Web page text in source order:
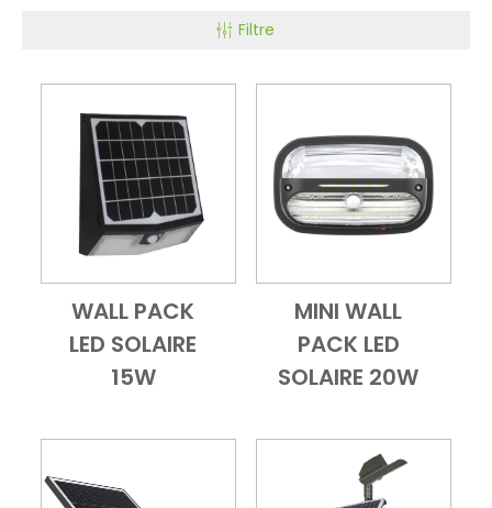
Filtre
Add to CartVue d'ensemble
WALL PACK
LED SOLAIRE
15W
Add to Cart
Vue
MINI WALL
PACK LED
SOLAIRE 20W